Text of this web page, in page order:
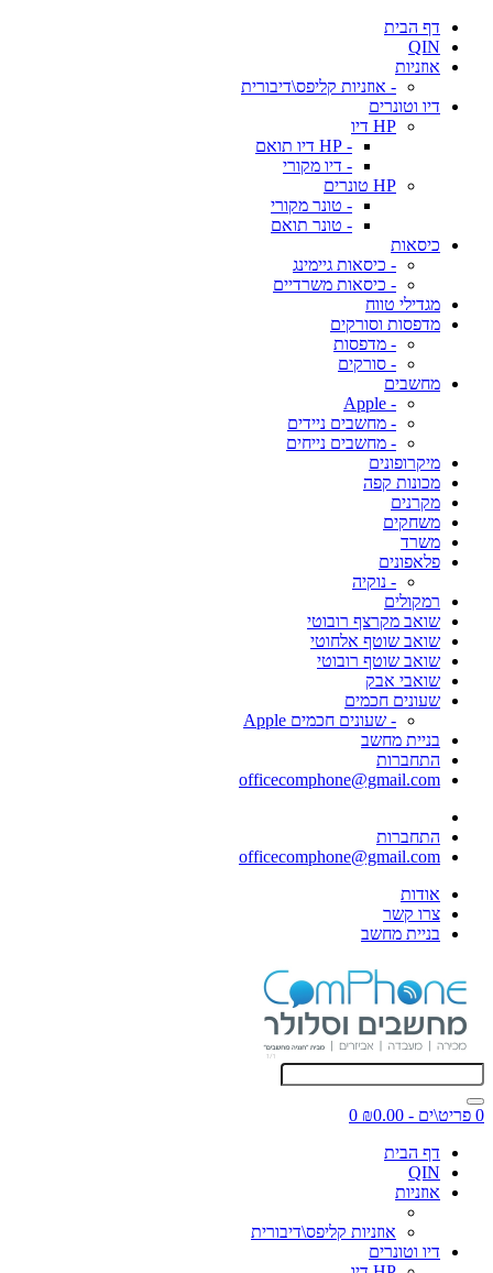
דף הבית
QIN
אוזניות
- אוזניות קליפס\דיבורית
דיו וטונרים
HP דיו
- HP דיו תואם
- דיו מקורי
HP טונרים
- טונר מקורי
- טונר תואם
כיסאות
- כיסאות גיימינג
- כיסאות משרדיים
מגדילי טווח
מדפסות וסורקים
- מדפסות
- סורקים
מחשבים
- Apple
- מחשבים ניידים
- מחשבים נייחים
מיקרופונים
מכונות קפה
מקרנים
משחקים
משרד
פלאפונים
- נוקיה
רמקולים
שואב מקרצף רובוטי
שואב שוטף אלחוטי
שואב שוטף רובוטי
שואבי אבק
שעונים חכמים
- שעונים חכמים Apple
בניית מחשב
התחברות
officecomphone@gmail.com
התחברות
officecomphone@gmail.com
אודות
צרו קשר
בניית מחשב
0 פריט\ים - ₪0.00
0
דף הבית
QIN
אוזניות
אוזניות קליפס\דיבורית
דיו וטונרים